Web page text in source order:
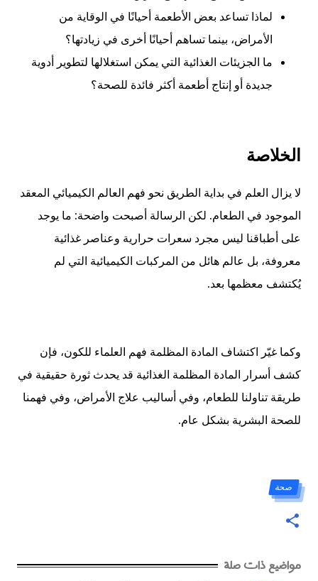
لماذا تساعد بعض الأطعمة أحيانًا في الوقاية من
الأمراض، بينما تساهم أحيانًا أخرى في زيادتها؟
ما الجزيئات الغذائية التي يمكن استغلالها لتطوير أدوية
جديدة أو إنتاج أطعمة أكثر فائدة للصحة؟
الخلاصة
لا يزال العلم في بداية الطريق نحو فهم العالم الكيميائي المعقد
الموجود في الطعام. لكن الرسالة أصبحت واضحة: ما يوجد
على أطباقنا ليس مجرد سعرات حرارية وعناصر غذائية
معروفة، بل عالم هائل من المركبات الكيميائية التي لم
يُكتشف معظمها بعد.
وكما غيّر اكتشاف المادة المظلمة فهم العلماء للكون، فإن
كشف أسرار المادة المظلمة الغذائية قد يحدث ثورة حقيقية في
طريقة تناولنا للطعام، وفي أساليب علاج الأمراض، وفي فهمنا
للصحة البشرية بشكل عام.
صحة
مواضيع ذات صلة